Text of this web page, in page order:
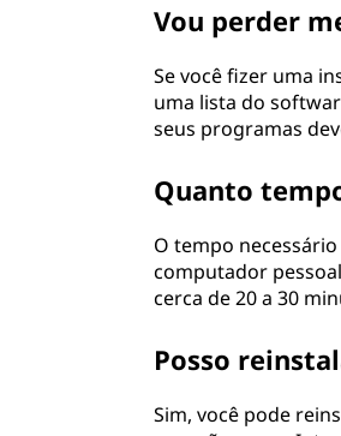
Vou perder
Se você fizer uma
uma lista do
seus programas
Quanto
O tempo
computador
cerca de 20 a 30
Posso
Sim, você pode